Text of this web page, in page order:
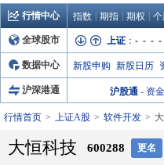
行情中心 指数 期指 期权
全球股市 上证 ： - - - -
数据中心 新股申购 新股日历
沪深港通 沪股通 - 资
行情首页 上证A股 软件开发
大恒科技 600288 更名